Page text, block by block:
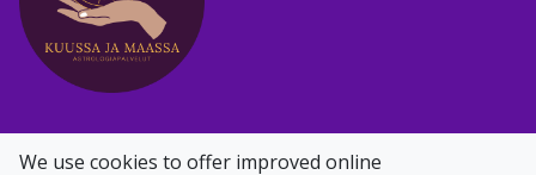
We use cookies to offer improved online
Facebook
Instagram